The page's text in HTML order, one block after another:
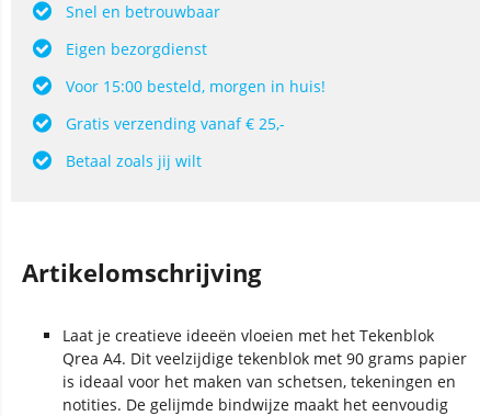
Snel en betrouwbaar
Eigen bezorgdienst
Voor 15:00 besteld, morgen in huis!
Gratis verzending vanaf € 25,-
Betaal zoals jij wilt
Artikelomschrijving
Laat je creatieve ideeën vloeien met het Tekenblok
Qrea A4. Dit veelzijdige tekenblok met 90 grams papier
is ideaal voor het maken van schetsen, tekeningen en
notities. De gelijmde bindwijze maakt het eenvoudig